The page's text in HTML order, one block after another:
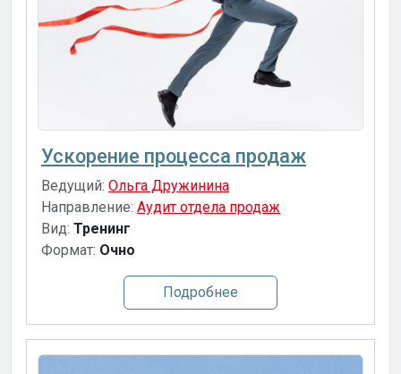
Ускорение процесса продаж
Ведущий: Ольга Дружинина
Направление: Аудит отдела продаж
Вид: Тренинг
Формат: Очно
Подробнее